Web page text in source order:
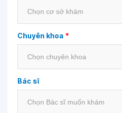
Chuyên khoa *
Bác sĩ